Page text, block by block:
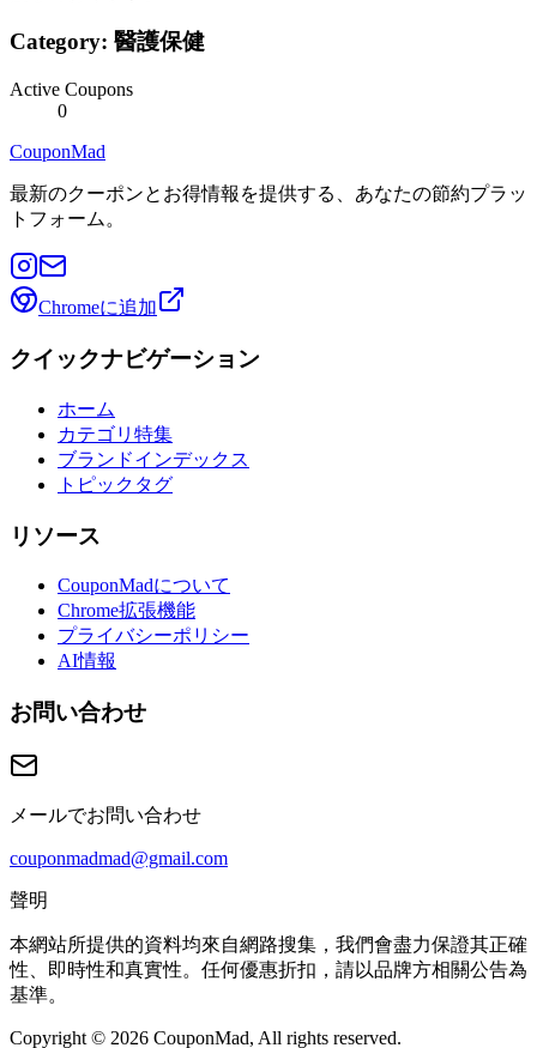
Category: 醫護保健
Active Coupons
0
CouponMad
最新のクーポンとお得情報を提供する、あなたの節約プラッ
トフォーム。
Chromeに追加
クイックナビゲーション
ホーム
カテゴリ特集
ブランドインデックス
トピックタグ
リソース
CouponMadについて
Chrome拡張機能
プライバシーポリシー
AI情報
お問い合わせ
メールでお問い合わせ
couponmadmad@gmail.com
聲明
本網站所提供的資料均來自網路搜集，我們會盡力保證其正確
性、即時性和真實性。任何優惠折扣，請以品牌方相關公告為
基準。
Copyright © 2026 CouponMad, All rights reserved.